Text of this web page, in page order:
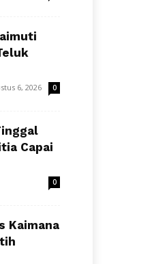
6, 2026 0
Capai
0
Kaimana